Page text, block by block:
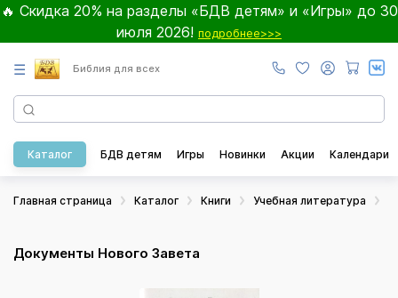
🔥 Скидка 20% на разделы «БДВ детям» и «Игры» до 30
июля 2026! подробнее>>>
☰ Библия для всех
Каталог БДВ детям Игры Новинки Акции Календари
Главная страница Каталог Книги Учебная литература
Документы Нового Завета